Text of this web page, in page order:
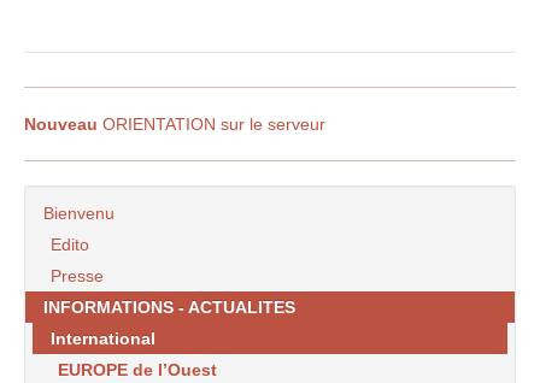
Nouveau ORIENTATION sur le serveur
Bienvenu
Edito
Presse
INFORMATIONS - ACTUALITES
International
EUROPE de l’Ouest